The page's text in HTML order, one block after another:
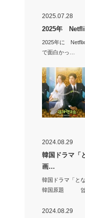
2025.07.28
2025年
2025年に
で面白かっ…
2024.08.29
韓国ドラマ「
画…
韓国ドラマ「と
韓国原題 엄
2024.08.29